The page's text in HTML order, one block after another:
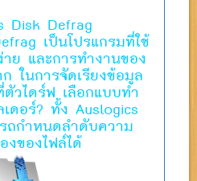
Disk Defrag
เป็นโปรแกรมที่ใช้
ย และการทำงานของ
ในการจัดเรียงข้อมูล
วไดร์ฟ เลือกแบบทำ
ดอร์? ทั้ง Auslogics
ถกำหนดลำดับความ
ของไฟล์ได้